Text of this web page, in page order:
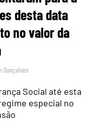
desta data
no valor da
Gonçalves
Social até esta
especial no